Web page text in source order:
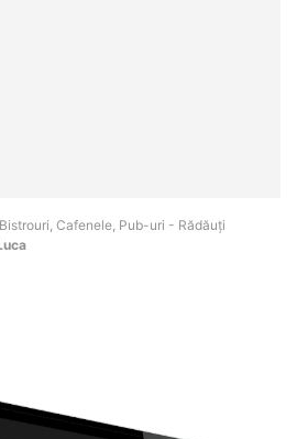
Bistrouri, Cafenele, Pub-uri - Rădăuţi